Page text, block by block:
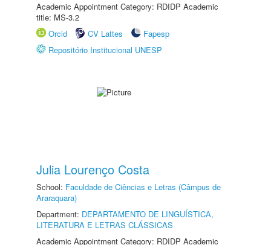
Academic Appointment Category: RDIDP Academic
title: MS-3.2
Orcid
CV Lattes
Fapesp
Repositório Institucional UNESP
Julia Lourenço Costa
School: Faculdade de Ciências e Letras (Câmpus de
Araraquara)
Department: DEPARTAMENTO DE LINGUÍSTICA,
LITERATURA E LETRAS CLÁSSICAS
Academic Appointment Category: RDIDP Academic